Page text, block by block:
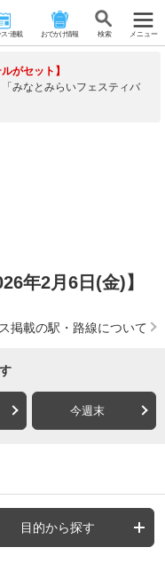
･連載 おでかけ情報 検 索 メニュー
がセット】
みなとみらいフェスティバ
年2月6日(金)】
掲載の駅・路線について
今週末
目的から探す